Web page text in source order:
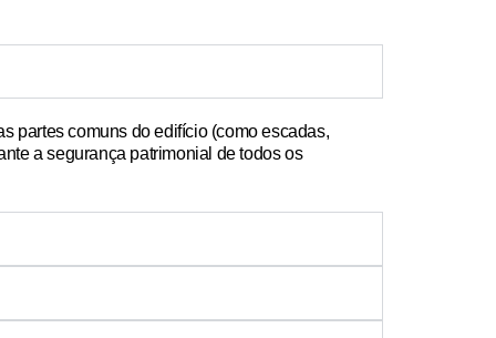
partes comuns do edifício(como escadas,
a segurança patrimonial de todos os